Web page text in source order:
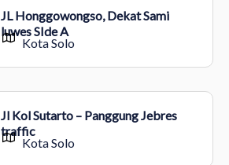
JL Honggowongso, Dekat Sami
luwes SIde A
Kota Solo
Jl Kol Sutarto – Panggung Jebres
traffic
Kota Solo